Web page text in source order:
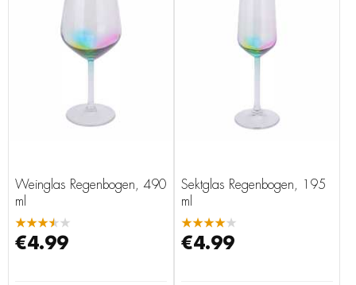
Weinglas Regenbogen, 490
ml
★★★★★
€4.99
Sektglas Regenbogen, 195
ml
★★★★★
€4.99